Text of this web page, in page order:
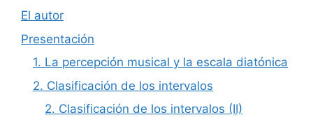
El autor
Presentación
1. La percepción musical y la escala diatónica
2. Clasificación de los intervalos
2. Clasificación de los intervalos (II)